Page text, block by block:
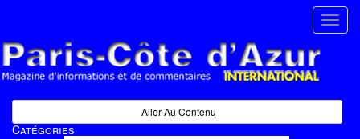
Magazine d'informations et de commentaires
Aller Au Contenu
Catégories